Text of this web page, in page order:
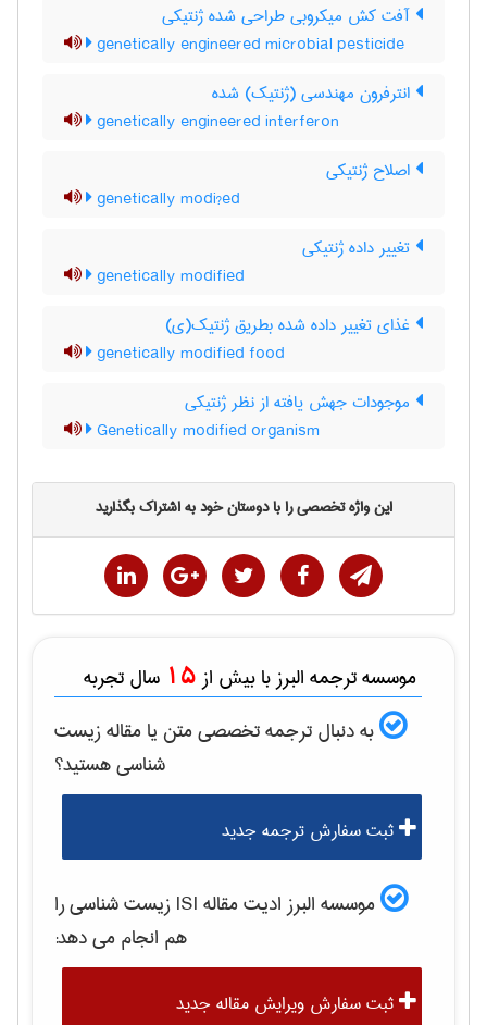
آفت کش میکروبی طراحی شده ژنتیکی
genetically engineered microbial pesticide
انترفرون مهندسی (ژنتیک) شده
genetically engineered interferon
اصلاح ژنتیکی
genetically modi?ed
تغییر داده ژنتیکی
genetically modified
غذای تغییر داده شده بطریق ژنتیک(ی)
genetically modified food
موجودات جهش یافته از نظر ژنتیکی
Genetically modified organism
این واژه تخصصی را با دوستان خود به اشتراک بگذارید
موسسه ترجمه البرز با بیش از 15 سال تجربه
به دنبال ترجمه تخصصی متن یا مقالهزيست
شناسیهستید؟
ثبت سفارش ترجمه جدید
موسسه البرز ادیت مقاله ISI زيست شناسیرا
هم انجام می دهد:
ثبت سفارش ویرایش مقاله جدید